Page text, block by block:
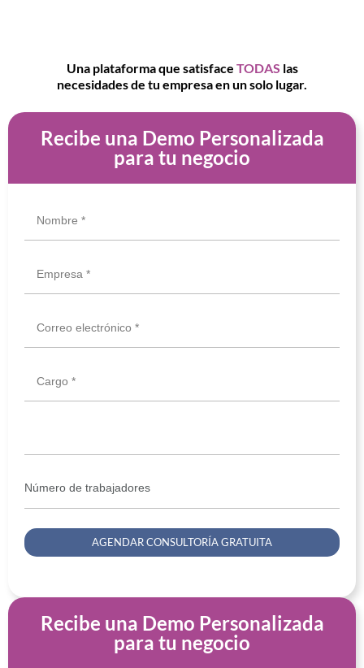
Una plataforma que satisface TODAS las
necesidades de tu empresa en un solo lugar.
Recibe una Demo Personalizada
para tu negocio
Nombre *
Empresa *
Correo electrónico *
Cargo *
Recibe una Demo Personalizada
para tu negocio